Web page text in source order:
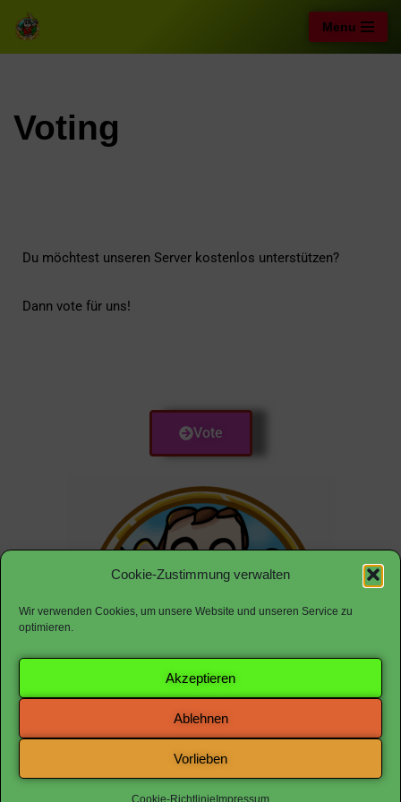
Cookie-Zustimmung verwalten
Wir verwenden Cookies, um unsere Website und unseren Service zu
optimieren.
Akzeptieren
Ablehnen
Vorlieben
Cookie-Richtlinie Impressum
Menu
Voting
Du möchtest unseren Server kostenlos unterstützen?
Dann vote für uns!
Vote